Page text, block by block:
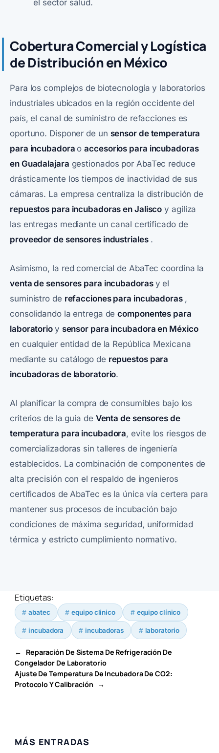
el sector salud.
Cobertura Comercial y Logística
de Distribución en México
Para los complejos de biotecnología y laboratorios
industriales ubicados en la región occidente del
país, el canal de suministro de refacciones es
oportuno. Disponer de un sensor de temperatura
para incubadora oaccesorios para incubadoras
en Guadalajara gestionados por AbaTec reduce
drásticamente los tiempos de inactividad de sus
cámaras. La empresa centraliza la distribución de
repuestos para incubadoras en Jalisco y agiliza
las entregas mediante un canal certificado de
proveedor de sensores industriales .
Asimismo, la red comercial de AbaTec coordina la
venta de sensores para incubadoras y el
suministro de refacciones para incubadoras ,
consolidando la entrega decomponentes para
laboratorio y sensor para incubadora en México
en cualquier entidad de la República Mexicana
mediante su catálogo de repuestos para
incubadoras de laboratorio.
Al planificar la compra de consumibles bajo los
criterios de la guía de Venta de sensores de
temperatura para incubadora, evite los riesgos de
comercializadoras sin talleres de ingeniería
establecidos. La combinación de componentes de
alta precisión con el respaldo de ingenieros
certificados de AbaTec es la única vía certera para
mantener sus procesos de incubación bajo
condiciones de máxima seguridad, uniformidad
térmica y estricto cumplimiento normativo.
Etiquetas:
abatec equipo clinico equipo clínico
incubadora incubadoras laboratorio
←
Reparación De Sistema De Refrigeración De
Congelador De Laboratorio
Ajuste De Temperatura De Incubadora De CO2:
Protocolo Y Calibración
→
MÁS ENTRADAS